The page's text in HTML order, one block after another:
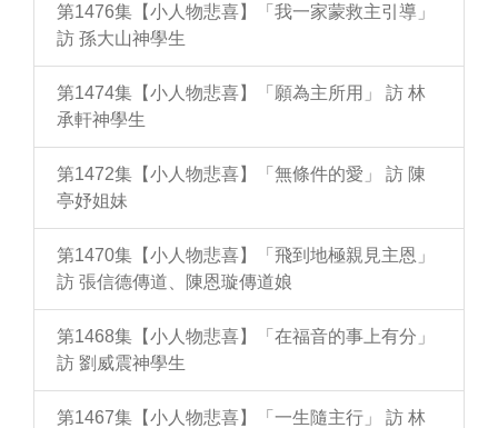
第1476集【小人物悲喜】「我一家蒙救主引導」
訪 孫大山神學生
第1474集【小人物悲喜】「願為主所用」 訪 林
承軒神學生
第1472集【小人物悲喜】「無條件的愛」 訪 陳
亭妤姐妹
第1470集【小人物悲喜】「飛到地極親見主恩」
訪 張信德傳道、陳恩璇傳道娘
第1468集【小人物悲喜】「在福音的事上有分」
訪 劉威震神學生
第1467集【小人物悲喜】「一生隨主行」 訪 林